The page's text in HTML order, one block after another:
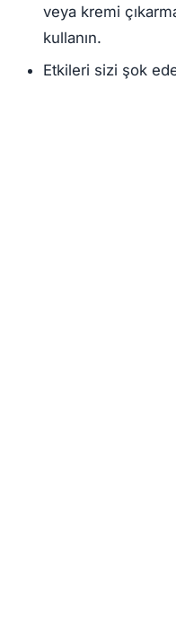
veya kremi
kullanın.
Etkileri sizi şok